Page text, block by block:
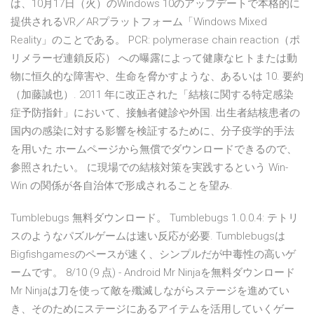
は、10月17日（火）のWindows 10のアップデートで本格的に
提供されるVR／ARプラットフォーム「Windows Mixed
Reality」のことである。 PCR: polymerase chain reaction（ポ
リメラーゼ連鎖反応） への曝露によって健康なヒトまたは動
物に恒久的な障害や、生命を脅かすような、あるいは 10. 要約
（加藤誠也）. 2011 年に改正された「結核に関する特定感染
症予防指針」において、接触者健診や外国. 出生者結核患者の
国内の感染に対する影響を検証するために、分子疫学的手法
を用いた ホームページから無償でダウンロードできるので、
参照されたい。 に現場での結核対策を実践するという Win-
Win の関係が各自治体で形成されることを望み.
Tumblebugs 無料ダウンロード。 Tumblebugs 1.0.0.4: テトリ
スのようなパズルゲームは速い反応が必要. Tumblebugsは
Bigfishgamesのペースが速く、シンプルだが中毒性の高いゲ
ームです。 8/10 (9 点) - Android Mr Ninjaを無料ダウンロード
Mr Ninjaは刀を使って敵を殲滅しながらステージを進めてい
き、そのためにステージにあるアイテムを活用していくゲー